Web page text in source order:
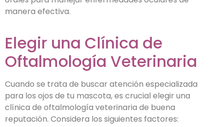
manera efectiva.
Elegir una Clínica de
Oftalmología Veterinaria
Cuando se trata de buscar atención especializada
para los ojos de tu mascota, es crucial elegir una
clínica de oftalmología veterinaria de buena
reputación. Considera los siguientes factores: